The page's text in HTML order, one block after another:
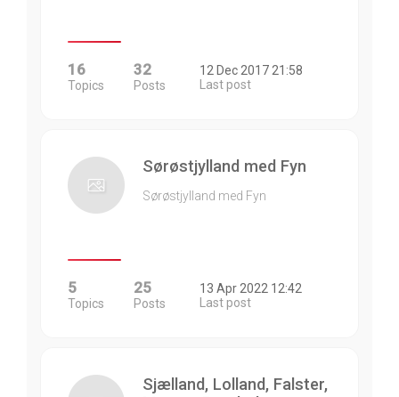
16
Topics
32
Posts
12 Dec 2017 21:58
Last post
Sørøstjylland med Fyn
Sørøstjylland med Fyn
5
Topics
25
Posts
13 Apr 2022 12:42
Last post
Sjælland, Lolland, Falster,